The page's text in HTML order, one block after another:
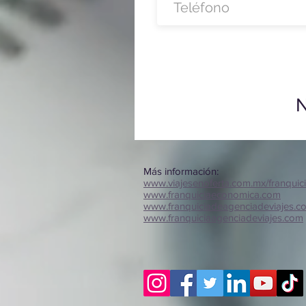
Más información:
www.viajesenoferta.com.mx/
www.franquiciaeconomica.com
www.franquiciaagenciadeviajes.com